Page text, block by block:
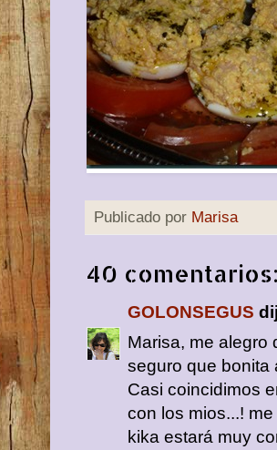
Publicado por Marisa
40 comentarios:
GOLONSEGUS
Marisa, me alegro
seguro que bonita
Casi coincidimos
con los mios...!
kika estará muy